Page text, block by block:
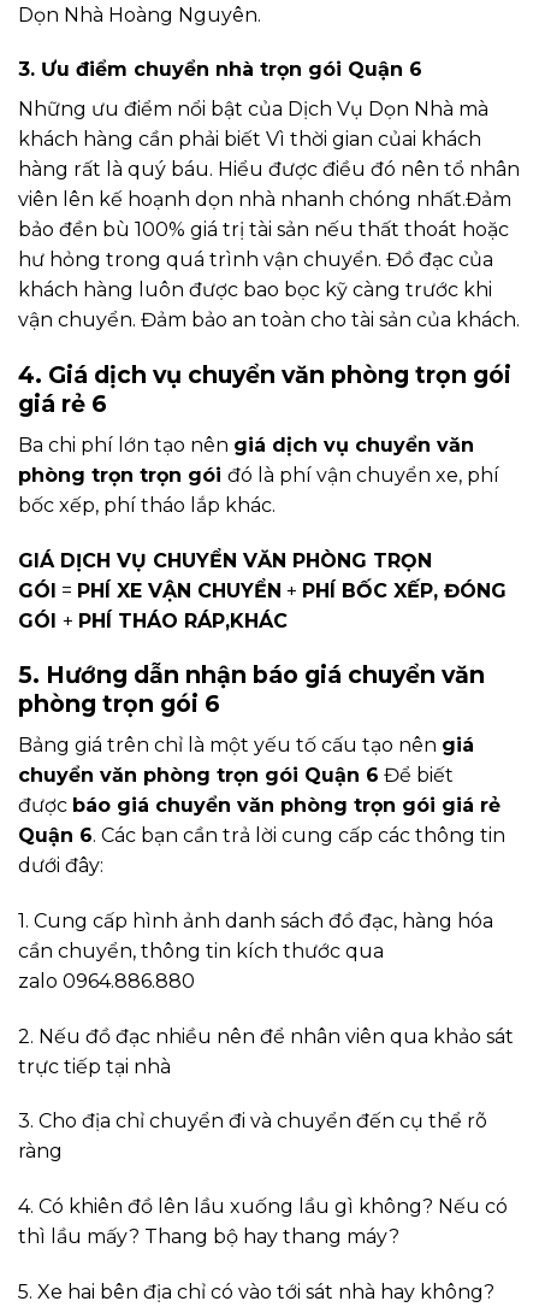
Dọn Nhà Hoàng Nguyên.
3. Ưu điểm chuyển nhà trọn gói Quận 6
Những ưu điểm nổi bật của Dịch Vụ Dọn Nhà mà
khách hàng cần phải biết Vì thời gian củai khách
hàng rất là quý báu. Hiểu được điều đó nên tổ nhân
viên lên kế hoạnh dọn nhà nhanh chóng nhất.Đảm
bảo đền bù 100% giá trị tài sản nếu thất thoát hoặc
hư hỏng trong quá trình vận chuyển. Đồ đạc của
khách hàng luôn được bao bọc kỹ càng trước khi
vận chuyển. Đảm bảo an toàn cho tài sản của khách.
4. Giá dịch vụ chuyển văn phòng trọn gói
giá rẻ 6
Ba chi phí lớn tạo nên giá dịch vụ chuyển văn
phòng trọn trọn gói đó là phí vận chuyển xe, phí
bốc xếp, phí tháo lắp khác.
GIÁ DỊCH VỤ CHUYỂN VĂN PHÒNG TRỌN
GÓI = PHÍ XE VẬN CHUYỂN + PHÍ BỐC XẾP, ĐÓNG
GÓI + PHÍ THÁO RÁP,KHÁC
5. Hướng dẫn nhận báo giá chuyển văn
phòng trọn gói 6
Bảng giá trên chỉ là một yếu tố cấu tạo nên giá
chuyển văn phòng trọn gói Quận 6 Để biết
được báo giá chuyển văn phòng trọn gói giá rẻ
Quận 6. Các bạn cần trả lời cung cấp các thông tin
dưới đây:
1. Cung cấp hình ảnh danh sách đồ đạc, hàng hóa
cần chuyển, thông tin kích thước qua
zalo 0964.886.880
2. Nếu đồ đạc nhiều nên để nhân viên qua khảo sát
trực tiếp tại nhà
3. Cho địa chỉ chuyển đi và chuyển đến cụ thể rõ
ràng
4. Có khiên đồ lên lầu xuống lầu gì không? Nếu có
thì lầu mấy? Thang bộ hay thang máy?
5. Xe hai bên địa chỉ có vào tới sát nhà hay không?